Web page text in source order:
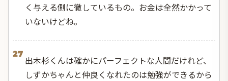
く与える側に徹しているもの。お金は全然かかって
いないけどね。
27
出木杉くんは確かにパーフェクトな人間だけれど、
しずかちゃんと仲良くなれたのは勉強ができるから